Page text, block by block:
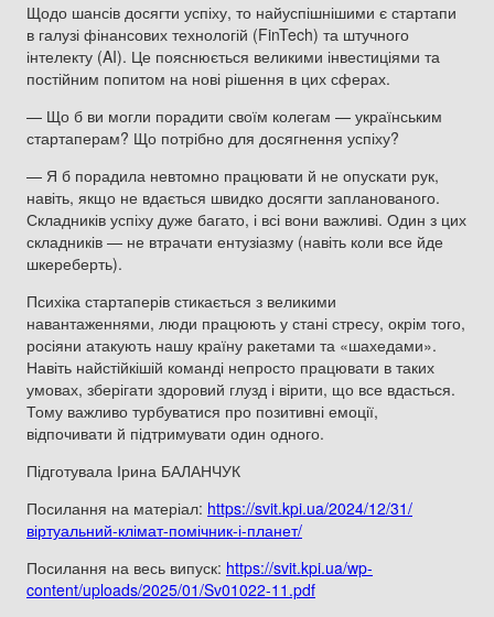
Щодо шансів досягти успіху, то найуспішнішими є стартапи
в галузі фінансових технологій (FinTech) та штучного
інтелекту (AI). Це пояснюється великими інвестиціями та
постійним попитом на нові рішення в цих сферах.
— Що б ви могли порадити своїм колегам — українським
стартаперам? Що потрібно для досягнення успіху?
— Я б порадила невтомно працювати й не опускати рук,
навіть, якщо не вдається швидко досягти запланованого.
Складників успіху дуже багато, і всі вони важливі. Один з цих
складників — не втрачати ентузіазму (навіть коли все йде
шкереберть).
Психіка стартаперів стикається з великими
навантаженнями, люди працюють у стані стресу, окрім того,
росіяни атакують нашу країну ракетами та «шахедами».
Навіть найстійкішій команді непросто працювати в таких
умовах, зберігати здоровий глузд і вірити, що все вдасться.
Тому важливо турбуватися про позитивні емоції,
відпочивати й підтримувати один одного.
Підготувала Ірина БАЛАНЧУК
Посилання на матеріал: https://svit.kpi.ua/2024/12/31/
віртуальний-клімат-помічник-і-планет/
Посилання на весь випуск: https://svit.kpi.ua/wp-
content/uploads/2025/01/Sv01022-11.pdf